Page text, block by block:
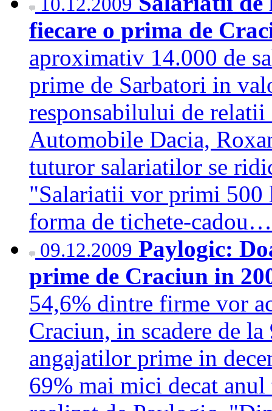
fiecare o prima de
aproximativ 14.000 de
prime de Sarbatori in
responsabilului de
Automobile Dacia,
tuturor salariatilor se
"Salariatii vor primi 500
forma de tichete-
09.12.2009 Paylogic:
prime de Craciun in
54,6% dintre firme vor
Craciun, in scadere de
angajatilor prime in
69% mai mici decat